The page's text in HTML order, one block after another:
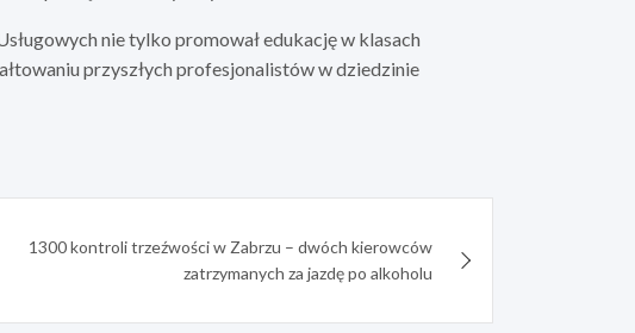
nie tylko promował edukację w klasach
przyszłych profesjonalistów w dziedzinie
1300 kontroli trzeźwości w Zabrzu – dwóch kierowców
zatrzymanych za jazdę po alkoholu